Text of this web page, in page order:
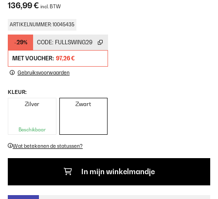
136,99 € incl. BTW
ARTIKELNUMMER: 10045435
-29% CODE: FULLSWING29
MET VOUCHER: 97,26 €
Gebruiksvoorwaarden
KLEUR:
Zilver
Beschikbaar
Zwart
Wat betekenen de statussen?
In mijn winkelmandje